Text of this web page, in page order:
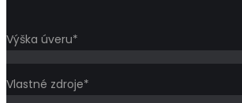
Výška úveru*
Vlastné zdroje*